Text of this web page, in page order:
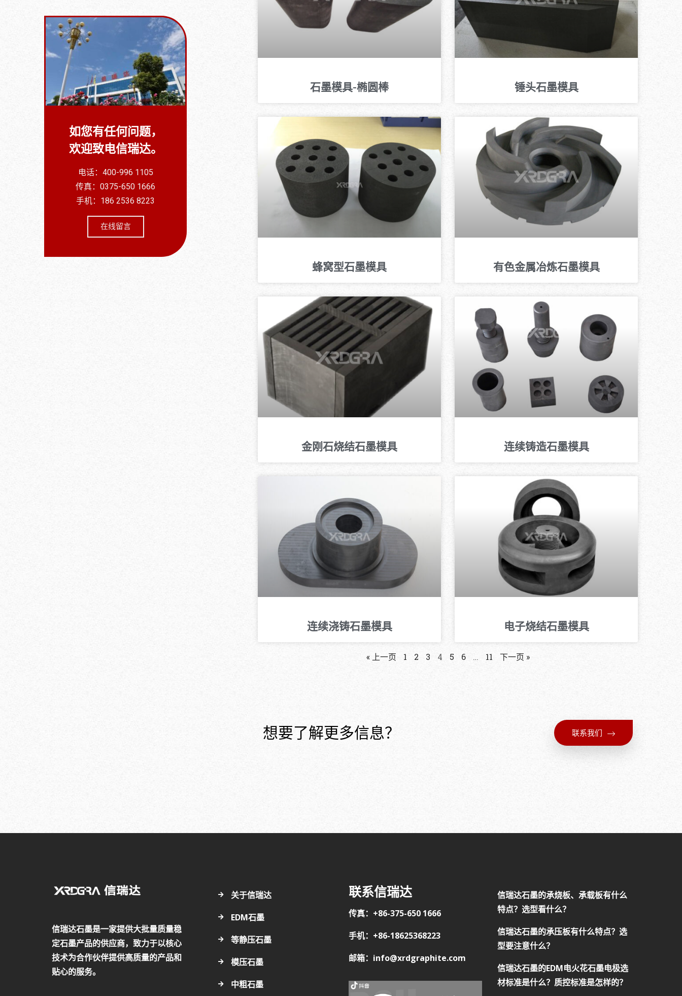
如您有任何问题，
欢迎致电信瑞达。
电话：400-996 1105
传真：0375-650 1666
手机：186 2536 8223
在线留言
石墨模具-椭圆棒 锤头石墨模具
蜂窝型石墨模具 有色金属冶炼石墨模具
金刚石烧结石墨模具 连续铸造石墨模具
连续浇铸石墨模具 电子烧结石墨模具
« 上一页 1 2 3 4 5 6 … 11 下一页 »
想要了解更多信息？ 联系我们
信瑞达石墨是一家提供大批量质量稳
定石墨产品的供应商，致力于以核心
技术为合作伙伴提供高质量的产品和
贴心的服务。
关于信瑞达
EDM石墨
等静压石墨
模压石墨
中粗石墨
联系信瑞达
传真：+86-375-650 1666
手机：+86-18625368223
邮箱：info@xrdgraphite.com
信瑞达石墨的承烧板、承载板有什么
特点？选型看什么？
信瑞达石墨的承压板有什么特点？选
型要注意什么？
信瑞达石墨的EDM电火花石墨电极选
材标准是什么？质控标准是怎样的？